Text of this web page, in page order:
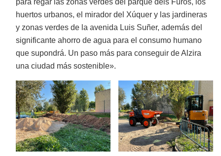
para regar las zonas verdes del parque dels Furos, los
huertos urbanos, el mirador del Xúquer y las jardineras
y zonas verdes de la avenida Luis Suñer, además del
significante ahorro de agua para el consumo humano
que supondrá. Un paso más para conseguir de Alzira
una ciudad más sostenible».